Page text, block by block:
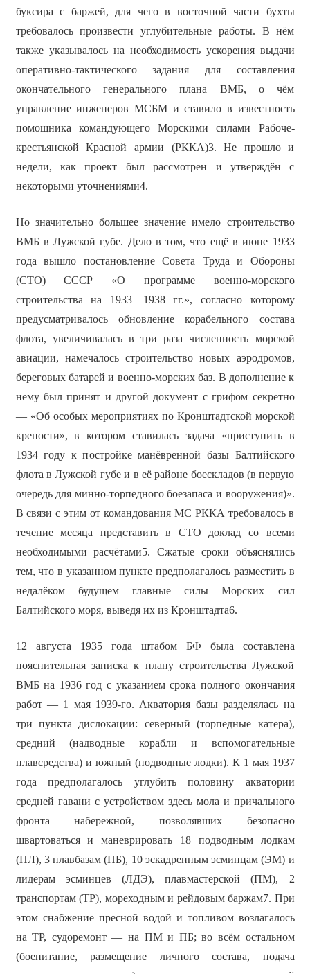
буксира с баржей, для чего в восточной части бухты
требовалось произвести углубительные работы. В нём
также указывалось на необходимость ускорения выдачи
оперативно-тактического задания для составления
окончательного генерального плана ВМБ, о чём
управление инженеров МСБМ и ставило в известность
помощника командующего Морскими силами Рабоче-
крестьянской Красной армии (РККА)3. Не прошло и
недели, как проект был рассмотрен и утверждён с
некоторыми уточнениями4.
Но значительно большее значение имело строительство
ВМБ в Лужской губе. Дело в том, что ещё в июне 1933
года вышло постановление Совета Труда и Обороны
(СТО) СССР «О программе военно-морского
строительства на 1933—1938 гг.», согласно которому
предусматривалось обновление корабельного состава
флота, увеличивалась в три раза численность морской
авиации, намечалось строительство новых аэродромов,
береговых батарей и военно-морских баз. В дополнение к
нему был принят и другой документ с грифом секретно
— «Об особых мероприятиях по Кронштадтской морской
крепости», в котором ставилась задача «приступить в
1934 году к постройке манёвренной базы Балтийского
флота в Лужской губе и в её районе боескладов (в первую
очередь для минно-торпедного боезапаса и вооружения)».
В связи с этим от командования МС РККА требовалось в
течение месяца представить в СТО доклад со всеми
необходимыми расчётами5. Сжатые сроки объяснялись
тем, что в указанном пункте предполагалось разместить в
недалёком будущем главные силы Морских сил
Балтийского моря, выведя их из Кронштадта6.
12 августа 1935 года штабом БФ была составлена
пояснительная записка к плану строительства Лужской
ВМБ на 1936 год с указанием срока полного окончания
работ — 1 мая 1939-го. Акватория базы разделялась на
три пункта дислокации: северный (торпедные катера),
средний (надводные корабли и вспомогательные
плавсредства) и южный (подводные лодки). К 1 мая 1937
года предполагалось углубить половину акватории
средней гавани с устройством здесь мола и причального
фронта набережной, позволявших безопасно
швартоваться и маневрировать 18 подводным лодкам
(ПЛ), 3 плавбазам (ПБ), 10 эскадренным эсминцам (ЭМ) и
лидерам эсминцев (ЛДЭ), плавмастерской (ПМ), 2
транспортам (ТР), мореходным и рейдовым баржам7. При
этом снабжение пресной водой и топливом возлагалось
на ТР, судоремонт — на ПМ и ПБ; во всём остальном
(боепитание, размещение личного состава, подача